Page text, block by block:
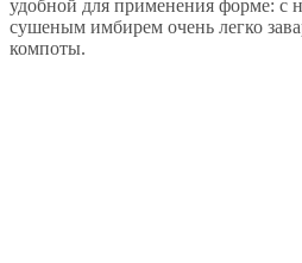
удобной для применения форме: с
сушеным имбирем очень легко
компоты.